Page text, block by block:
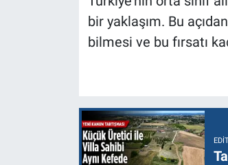
bir yaklaşım. Bu
bilmesi ve bu fırsatı